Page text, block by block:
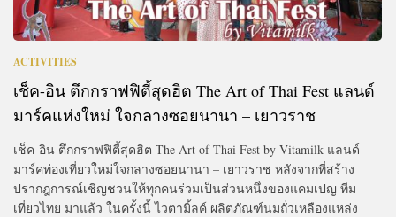
ACTIVITIES
เช็ค-อิน ตึกกราฟฟิตี้สุดฮิต The Art of Thai Fest แลนด์
มาร์คแห่งใหม่ ใจกลางซอยนานา – เยาวราช
เช็ค-อิน ตึกกราฟฟิตี้สุดฮิต The Art of Thai Fest by Vitamilk แลนด์
มาร์คท่องเที่ยวใหม่ใจกลางซอยนานา – เยาวราช หลังจากที่สร้าง
ปรากฎการณ์เชิญชวนให้ทุกคนร่วมเป็นส่วนหนึ่งของแคมเปญ ทีม
เที่ยวไทย มาแล้ว ในครั้งนี้ ไวตามิ้ลค์ ผลิตภัณฑ์นมถั่วเหลืองแหล่ง